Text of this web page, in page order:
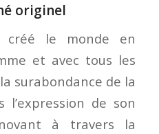
originel
créé le monde en
et avec tous les
surabondance de la
de son
à travers la